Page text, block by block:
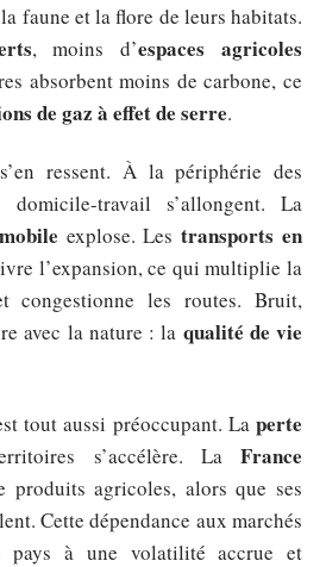
faune et la flore de leurs habitats.
, moins d’espaces agricoles
absorbent moins de carbone, ce
de gaz à effet de serre.
ressent. À la périphérie des
travail s’allongent. La
explose. Lestransports en
l’expansion, ce qui multiplie la
congestionne les routes. Bruit,
avec la nature : la qualité de vie
tout aussi préoccupant. La perte
s’accélère. La France
produits agricoles, alors que ses
Cette dépendance aux marchés
pays à une volatilité accrue et